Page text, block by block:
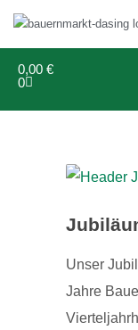
0,00 €
0
Unser
Jahre